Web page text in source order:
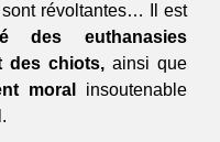
accusations portées contre lui sont révoltantes… Il est
des euthanasies
des chiots, ainsi que
moral
insoutenable